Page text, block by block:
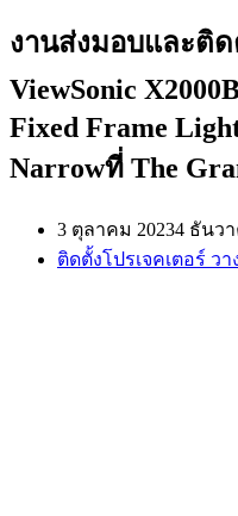
งานส่งมอบและติด
ViewSonic
Fixed Frame
Narrowที่ The
3 ตุลาคม 20234 ธันว
ติดตั้งโปรเจคเตอร์ ว